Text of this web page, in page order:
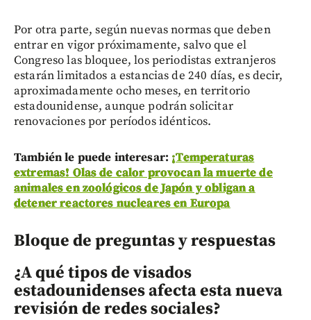
Por otra parte, según nuevas normas que deben
entrar en vigor próximamente, salvo que el
Congreso las bloquee, los periodistas extranjeros
estarán limitados a estancias de 240 días, es decir,
aproximadamente ocho meses, en territorio
estadounidense, aunque podrán solicitar
renovaciones por períodos idénticos.
También le puede interesar: ¡Temperaturas
extremas! Olas de calor provocan la muerte de
animales en zoológicos de Japón y obligan a
detener reactores nucleares en Europa
Bloque de preguntas y respuestas
¿A qué tipos de visados
estadounidenses afecta esta nueva
revisión de redes sociales?